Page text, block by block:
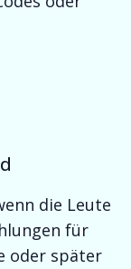
die Leute
für
oder später